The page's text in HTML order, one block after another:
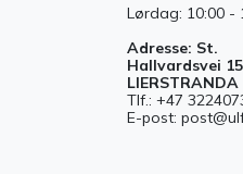
Lørdag: 10:00 -
Adresse: St.
Hallvardsvei
LIERSTRANDA
Tlf.: +47
E-post: